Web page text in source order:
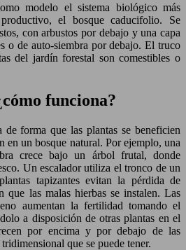
modelo el sistema biológico más
el bosque caducifolio. Se
con arbustos por debajo y una capa
o de auto-siembra por debajo. El truco
del jardín forestal son comestibles o
funciona?
forma que las plantas se beneficien
en un bosque natural. Por ejemplo, una
crece bajo un árbol frutal, donde
Un escalador utiliza el tronco de un
tapizantes evitan la pérdida de
que las malas hierbas se instalen. Las
aumentan la fertilidad tomando el
a disposición de otras plantas en el
por encima y por debajo de las
que se puede tener.